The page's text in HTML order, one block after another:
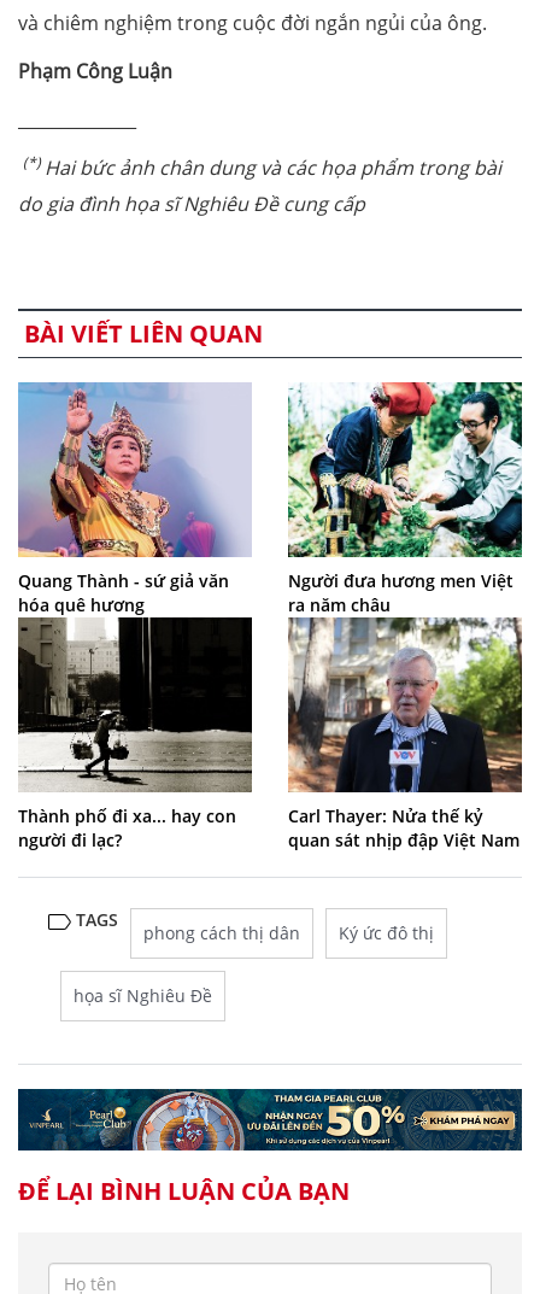
và chiêm nghiệm trong cuộc đời ngắn ngủi của ông.
Phạm Công Luận
(*)Hai bức ảnh chân dung và các họa phẩm trong bài
do gia đình họa sĩ Nghiêu Đề cung cấp
BÀI VIẾT LIÊN QUAN
Quang Thành - sứ giả văn
hóa quê hương
Người đưa hương men Việt
ra năm châu
Thành phố đi xa... hay con
người đi lạc?
Carl Thayer: Nửa thế kỷ
quan sát nhịp đập Việt Nam
TAGS
phong cách thị dân Ký ức đô thị
họa sĩ Nghiêu Đề
ĐỂ LẠI BÌNH LUẬN CỦA BẠN